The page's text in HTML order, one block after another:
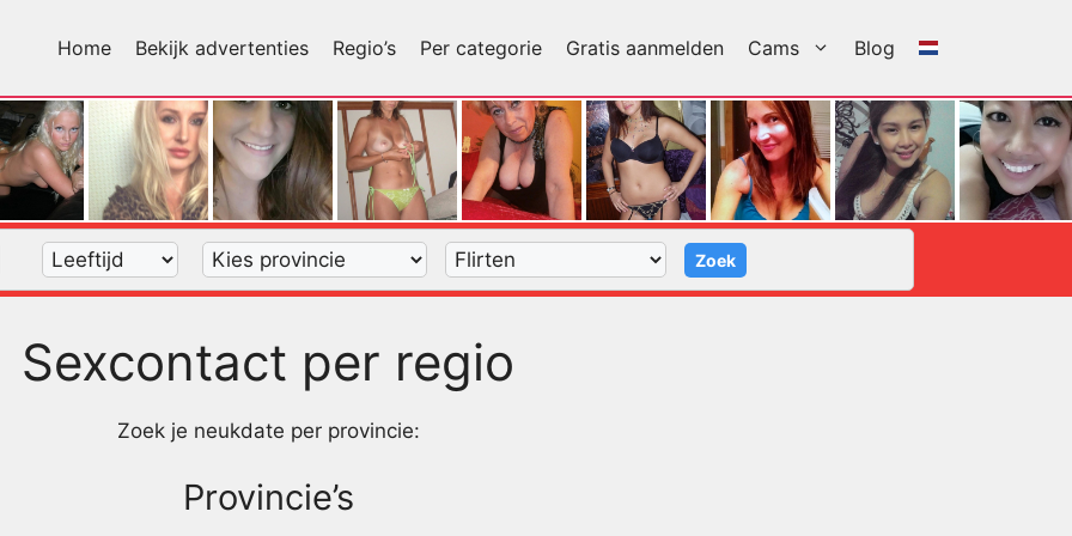
Home Bekijk advertenties Regio’s Per categorie Gratis aanmelden Cams Blog
Sexcontact per regio
Zoek je neukdate per provincie:
Provincie’s